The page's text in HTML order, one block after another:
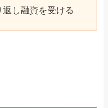
し融資を受ける